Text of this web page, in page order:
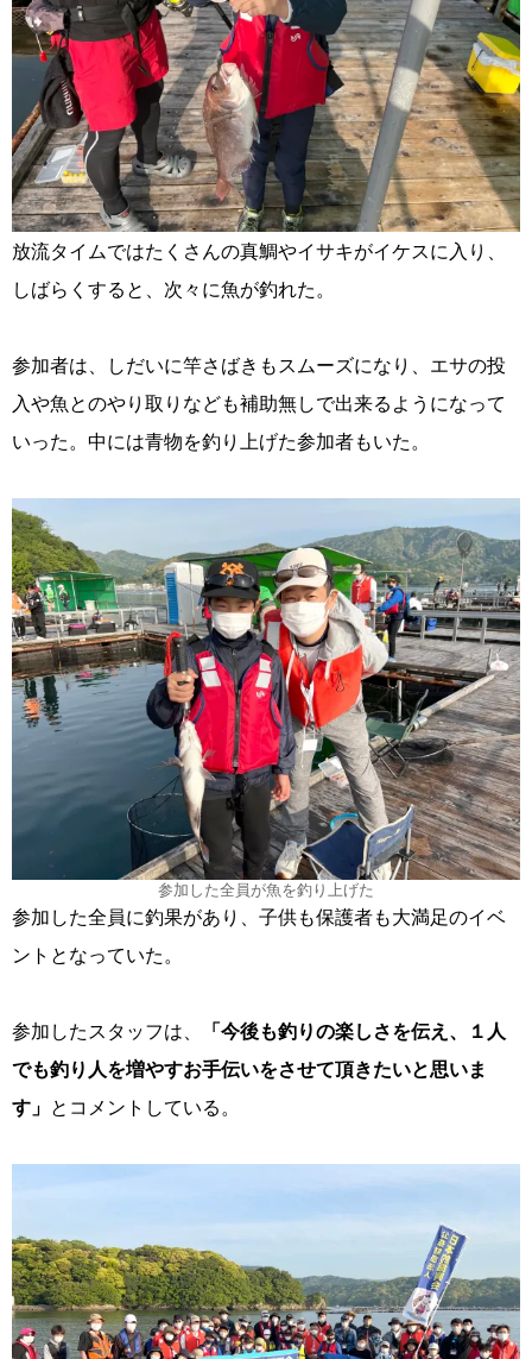
放流タイムではたくさんの真鯛やイサキがイケスに入り、
しばらくすると、次々に魚が釣れた。
参加者は、しだいに竿さばきもスムーズになり、エサの投
入や魚とのやり取りなども補助無しで出来るようになって
いった。中には青物を釣り上げた参加者もいた。
参加した全員が魚を釣り上げた
参加した全員に釣果があり、子供も保護者も大満足のイベ
ントとなっていた。
参加したスタッフは、
「今後も釣りの楽しさを伝え、１人
でも釣り人を増やすお手伝いをさせて頂きたいと思いま
す」 とコメントしている。